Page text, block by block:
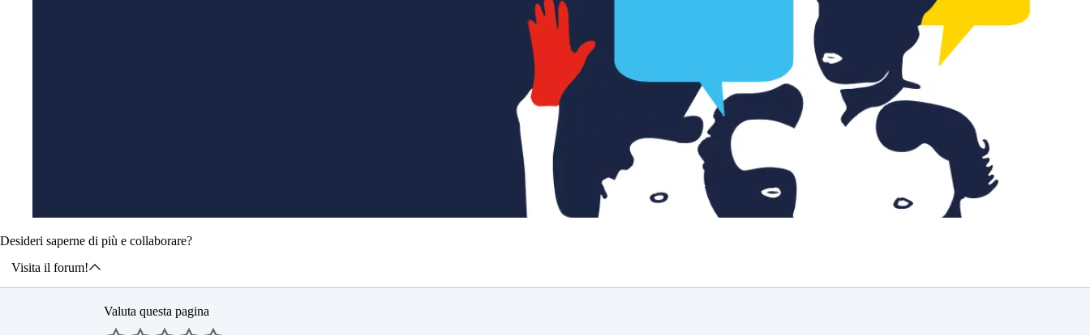
Desideri saperne di più e collaborare?
Visita il forum!
Valuta questa pagina